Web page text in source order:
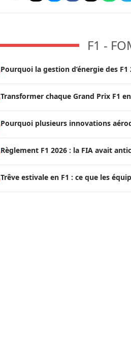
F1 -
Pourquoi la gestion d’énergie des
Transformer chaque Grand Prix F1
Pourquoi plusieurs innovations
Règlement F1 2026 : la FIA avait
Trêve estivale en F1 : ce que les